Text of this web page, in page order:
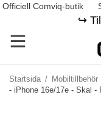
Officiell Comviq-butik
↪️
Startsida / Mobiltillbehör
- iPhone 16e/17e - Skal -